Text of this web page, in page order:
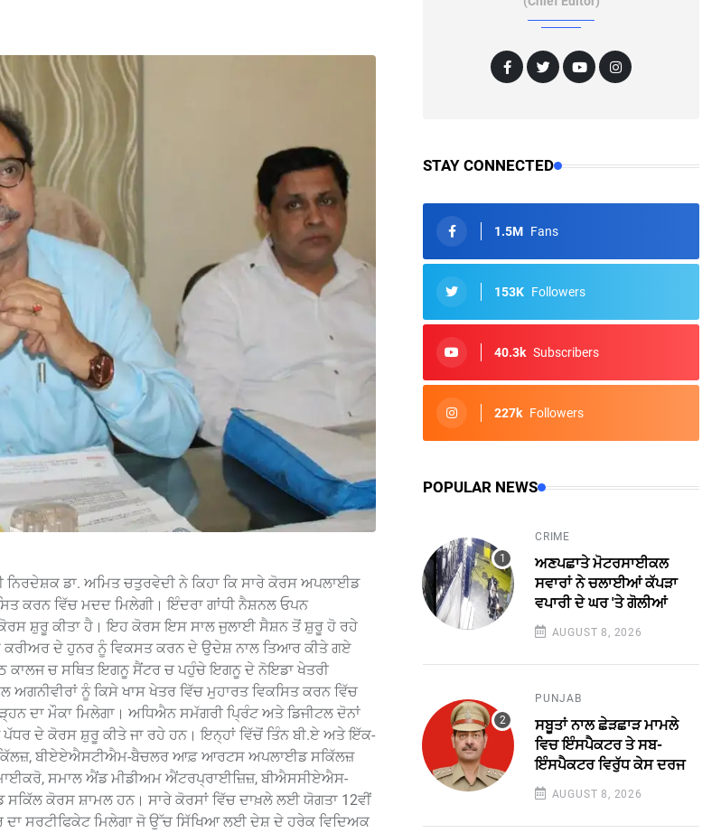
ਡਾ. ਅਮਿਤ ਚਤੁਰਵੇਦੀ ਨੇ ਕਿਹਾ ਕਿ ਸਾਰੇ ਕੋਰਸ ਅਪਲਾਈਡ
ਕਰਨ ਵਿੱਚ ਮਦਦ ਮਿਲੇਗੀ। ਇੰਦਰਾ ਗਾਂਧੀ ਨੈਸ਼ਨਲ ਓਪਨ
ਸ਼ੁਰੂ ਕੀਤਾ ਹੈ। ਇਹ ਕੋਰਸ ਇਸ ਸਾਲ ਜੁਲਾਈ ਸੈਸ਼ਨ ਤੋਂ ਸ਼ੁਰੂ ਹੋ ਰਹੇ
ਕਰੀਅਰ ਦੇ ਹੁਨਰ ਨੂੰ ਵਿਕਸਤ ਕਰਨ ਦੇ ਉਦੇਸ਼ ਨਾਲ ਤਿਆਰ ਕੀਤੇ ਗਏ
ਕਾਲਜ ਚ ਸਥਿਤ ਇਗਨੂ ਸੈਂਟਰ ਚ ਪਹੁੰਚੇ ਇਗਨੂ ਦੇ ਨੋਇਡਾ ਖੇਤਰੀ
ਨੂੰ ਕਿਸੇ ਖਾਸ ਖੇਤਰ ਵਿੱਚ ਮੁਹਾਰਤ ਵਿਕਸਿਤ ਕਰਨ ਵਿੱਚ
ਦਾ ਮੌਕਾ ਮਿਲੇਗਾ। ਅਧਿਐਨ ਸਮੱਗਰੀ ਪ੍ਰਿੰਟ ਅਤੇ ਡਿਜੀਟਲ ਦੋਨਾਂ
ਦੇ ਕੋਰਸ ਸ਼ੁਰੂ ਕੀਤੇ ਜਾ ਰਹੇ ਹਨ। ਇਨ੍ਹਾਂ ਵਿੱਚੋਂ ਤਿੰਨ ਬੀ.ਏ ਅਤੇ ਇੱਕ-
ਬੀਏਏਐਸਟੀਐਮ-ਬੈਚਲਰ ਆਫ਼ ਆਰਟਸ ਅਪਲਾਈਡ ਸਕਿੱਲਜ਼
ਸਮਾਲ ਐਂਡ ਮੀਡੀਅਮ ਐਂਟਰਪ੍ਰਾਈਜ਼ਿਜ਼, ਬੀਐਸਸੀਏਐਸ-
ਕੋਰਸ ਸ਼ਾਮਲ ਹਨ। ਸਾਰੇ ਕੋਰਸਾਂ ਵਿੱਚ ਦਾਖ਼ਲੇ ਲਈ ਯੋਗਤਾ 12ਵੀਂ
ਦਾ ਸਰਟੀਫਿਕੇਟ ਮਿਲੇਗਾ ਜੋ ਉੱਚ ਸਿੱਖਿਆ ਲਈ ਦੇਸ਼ ਦੇ ਹਰੇਕ ਵਿਦਿਅਕ
STAY CONNECTED
1.5M Fans
153K Followers
40.3k Subscribers
227k Followers
POPULAR NEWS
CRIME
ਅਣਪਛਾਤੇ ਮੋਟਰਸਾਈਕਲ
ਸਵਾਰਾਂ ਨੇ ਚਲਾਈਆਂ ਕੱਪੜਾ
ਵਪਾਰੀ ਦੇ ਘਰ 'ਤੇ ਗੋਲੀਆਂ
AUGUST 8, 2026
PUNJAB
ਸਬੂਤਾਂ ਨਾਲ ਛੇੜਛਾੜ ਮਾਮਲੇ
ਵਿਚ ਇੰਸਪੈਕਟਰ ਤੇ ਸਬ-
ਇੰਸਪੈਕਟਰ ਵਿਰੁੱਧ ਕੇਸ ਦਰਜ
AUGUST 8, 2026